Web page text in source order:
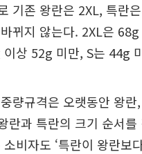
기존 왕란은 2XL, 특란
뀌지 않는다. 2XL은
상 52g 미만, S는 44g
량규격은 오랫동안 왕
란과 특란의 크기 순서
비자도 ‘특란이 왕란보